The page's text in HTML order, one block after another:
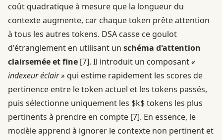
coût quadratique à mesure que la longueur du
contexte augmente, car chaque token prête attention
à tous les autres tokens. DSA casse ce goulot
d'étranglement en utilisant un schéma d'attention
clairsemée et fine [7]. Il introduit un composant«
indexeur éclair » qui estime rapidement les scores de
pertinence entre le token actuel et les tokens passés,
puis sélectionne uniquement les $k$ tokens les plus
pertinents à prendre en compte [7]. En essence, le
modèle apprend à ignorer le contexte non pertinent et